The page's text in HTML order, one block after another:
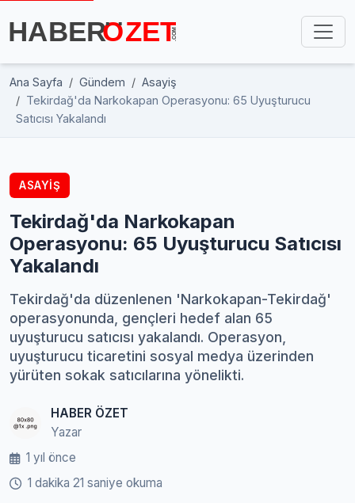
Ana Sayfa Gündem
Asayiş
Tekirdağ'da Narkokapan Operasyonu: 65 Uyuşturucu
Satıcısı Yakalandı
ASAYIŞ
Tekirdağ'da Narkokapan
Operasyonu: 65 Uyuşturucu Satıcısı
Yakalandı
Tekirdağ'da düzenlenen 'Narkokapan-Tekirdağ'
operasyonunda, gençleri hedef alan 65
uyuşturucu satıcısı yakalandı. Operasyon,
uyuşturucu ticaretini sosyal medya üzerinden
yürüten sokak satıcılarına yönelikti.
HABER ÖZET
Yazar
1 yıl önce
1 dakika 21 saniye okuma